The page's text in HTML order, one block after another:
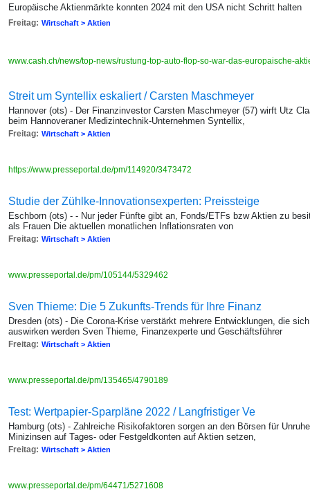
Europäische Aktienmärkte konnten 2024 mit den USA nicht Schritt halten
Freitag: Wirtschaft > Aktien
www.cash.ch/news/top-news/rustung-top-auto-flop-so-war-das-europaische-
Streit um Syntellix eskaliert / Carsten Maschmeyer
Hannover (ots) - Der Finanzinvestor Carsten Maschmeyer (57) wirft Utz
beim Hannoveraner Medizintechnik-Unternehmen Syntellix,
Freitag: Wirtschaft > Aktien
https://www.presseportal.de/pm/114920/3473472
Studie der Zühlke-Innovationsexperten: Preissteige
Eschborn (ots) - - Nur jeder Fünfte gibt an, Fonds/ETFs bzw Aktien zu
als Frauen Die aktuellen monatlichen Inflationsraten von
Freitag: Wirtschaft > Aktien
www.presseportal.de/pm/105144/5329462
Sven Thieme: Die 5 Zukunfts-Trends für Ihre Finanz
Dresden (ots) - Die Corona-Krise verstärkt mehrere Entwicklungen, die
auswirken werden Sven Thieme, Finanzexperte und Geschäftsführer
Freitag: Wirtschaft > Aktien
www.presseportal.de/pm/135465/4790189
Test: Wertpapier-Sparpläne 2022 / Langfristiger Ve
Hamburg (ots) - Zahlreiche Risikofaktoren sorgen an den Börsen für
Minizinsen auf Tages- oder Festgeldkonten auf Aktien setzen,
Freitag: Wirtschaft > Aktien
www.presseportal.de/pm/64471/5271608